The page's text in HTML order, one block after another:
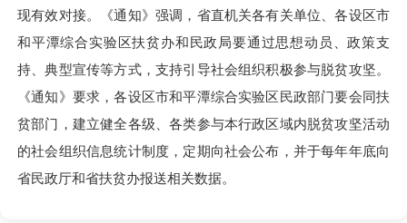
现有效对接。《通知》强调，省直机关各有关单位、各设区市
和平潭综合实验区扶贫办和民政局要通过思想动员、政策支
持、典型宣传等方式，支持引导社会组织积极参与脱贫攻坚。
《通知》要求，各设区市和平潭综合实验区民政部门要会同扶
贫部门，建立健全各级、各类参与本行政区域内脱贫攻坚活动
的社会组织信息统计制度，定期向社会公布，并于每年年底向
省民政厅和省扶贫办报送相关数据。